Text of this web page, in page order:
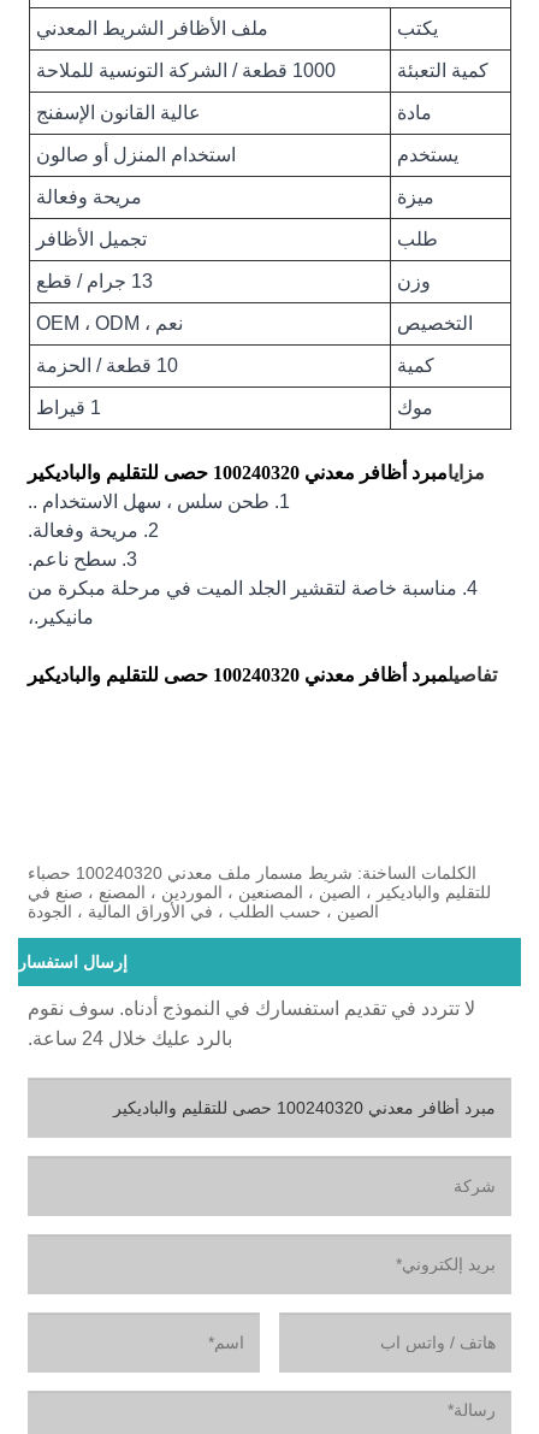
يكتب ملف الأظافر الشريط المعدني
كمية التعبئة 1000 قطعة / الشركة التونسية للملاحة
مادة عالية القانون الإسفنج
يستخدم استخدام المنزل أو صالون
ميزة مريحة وفعالة
طلب تجميل الأظافر
وزن 13 جرام / قطع
التخصيص نعم ، OEM ، ODM
كمية 10 قطعة / الحزمة
موك 1 قيراط
مزايامبرد أظافر معدني 100240320 حصى للتقليم والباديكير
1. طحن سلس ، سهل الاستخدام ..
2. مريحة وفعالة.
3. سطح ناعم.
4. مناسبة خاصة لتقشير الجلد الميت في مرحلة مبكرة من
مانيكير.،
تفاصيلمبرد أظافر معدني 100240320 حصى للتقليم والباديكير
الكلمات الساخنة: شريط مسمار ملف معدني 100240320 حصباء
للتقليم والباديكير ، الصين ، المصنعين ، الموردين ، المصنع ، صنع في
الصين ، حسب الطلب ، في الأوراق المالية ، الجودة
إرسال استفسار
لا تتردد في تقديم استفسارك في النموذج أدناه. سوف نقوم
بالرد عليك خلال 24 ساعة.